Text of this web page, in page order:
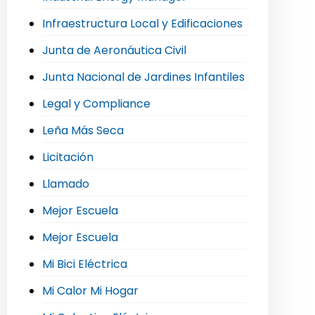
Infraestructura Local y Edificaciones
Junta de Aeronáutica Civil
Junta Nacional de Jardines Infantiles
Legal y Compliance
Leña Más Seca
Licitación
Llamado
Mejor Escuela
Mejor Escuela
Mi Bici Eléctrica
Mi Calor Mi Hogar